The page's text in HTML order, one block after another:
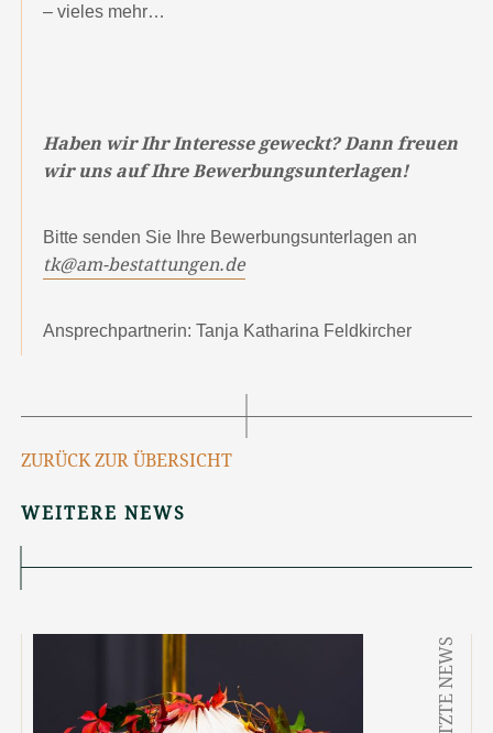
– vieles mehr…
Haben wir Ihr Interesse geweckt? Dann freuen
wir uns auf Ihre Bewerbungsunterlagen!
Bitte senden Sie Ihre Bewerbungsunterlagen an
tk@am-bestattungen.de
Ansprechpartnerin: Tanja Katharina Feldkircher
ZURÜCK ZUR ÜBERSICHT
WEITERE NEWS
LETZTE NEWS